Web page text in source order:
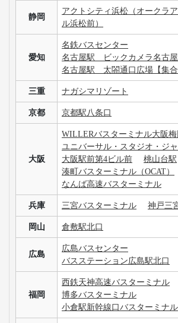
静岡
アクトシティ浜松（オークラ
ル浜松前）
愛知
名鉄バスセンター
名古屋駅 ビックカメラ名古
名古屋駅 太閤通口広場【集合
三重 ナガシマリゾート
京都 京都駅八条口
大阪
WILLERバスターミナル大阪梅
ユニバーサル・スタジオ・ジ
大阪駅前第4ビル前
桃山台駅
湊町バスターミナル（OCAT）
なんば高速バスターミナル
兵庫 三宮バスターミナル 神戸三
岡山 倉敷駅北口
広島
広島バスセンター
バスステーション広島駅北口
福岡
西鉄天神高速バスターミナル
博多バスターミナル
小倉駅新幹線口バスターミナル